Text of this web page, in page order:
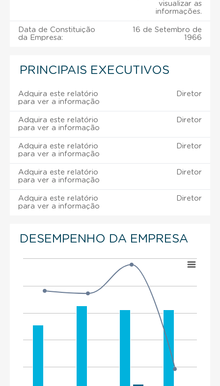
visualizar as
informações.
Data de Constituição
da Empresa:
16 de Setembro de
1966
PRINCIPAIS EXECUTIVOS
Adquira este relatório
para ver a informação
Diretor
Adquira este relatório
para ver a informação
Diretor
Adquira este relatório
para ver a informação
Diretor
Adquira este relatório
para ver a informação
Diretor
Adquira este relatório
para ver a informação
Diretor
DESEMPENHO DA EMPRESA